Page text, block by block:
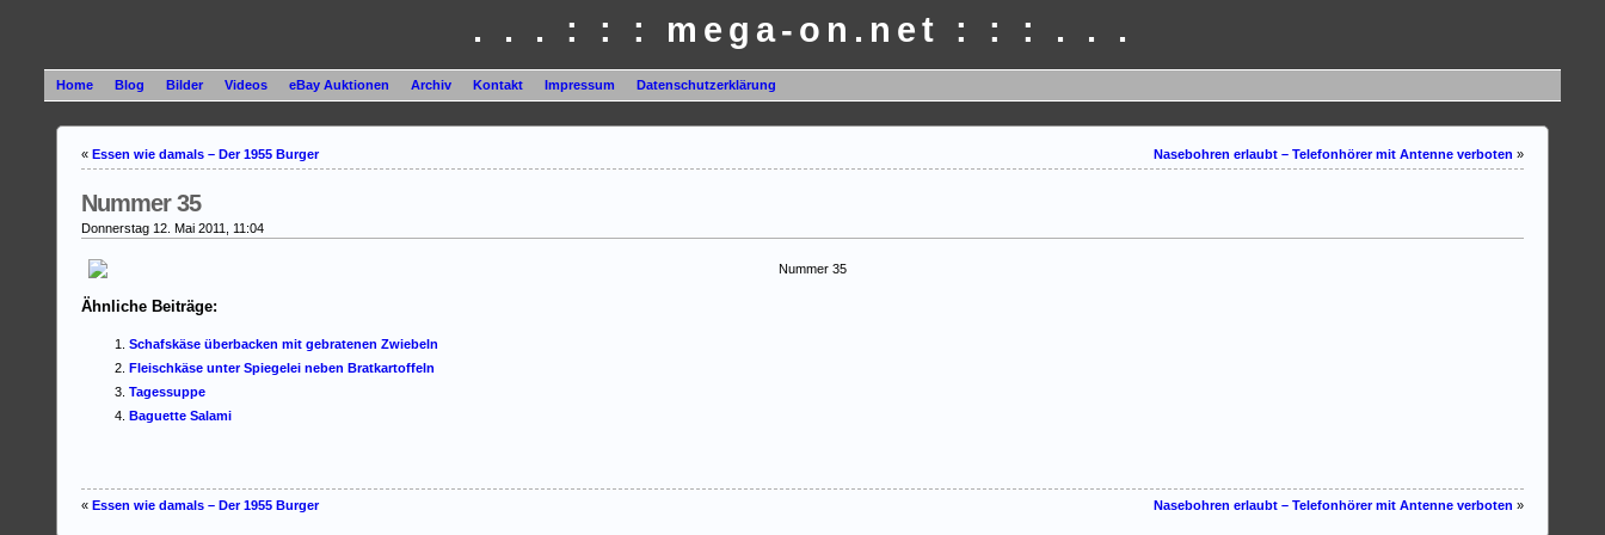
. . . : : : mega-on.net : : : . . .
Home Blog Bilder Videos eBay Auktionen Archiv Kontakt Impressum Datenschutzerklärung
« Essen wie damals – Der 1955 Burger Nasebohren erlaubt – Telefonhörer mit Antenne verboten »
Nummer 35
Donnerstag 12. Mai 2011, 11:04
Ähnliche Beiträge:
Schafskäse überbacken mit gebratenen Zwiebeln
Fleischkäse unter Spiegelei neben Bratkartoffeln
Tagessuppe
Baguette Salami
« Essen wie damals – Der 1955 Burger Nasebohren erlaubt – Telefonhörer mit Antenne verboten »